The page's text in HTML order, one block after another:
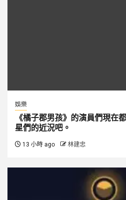
娛樂
《橘子郡男孩》的演員們現在
星們的近況吧。
13 小時 ago 林建忠